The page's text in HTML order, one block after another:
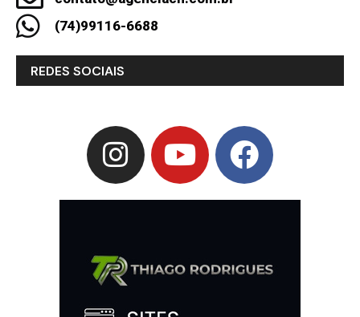
(74)99116-6688
REDES SOCIAIS